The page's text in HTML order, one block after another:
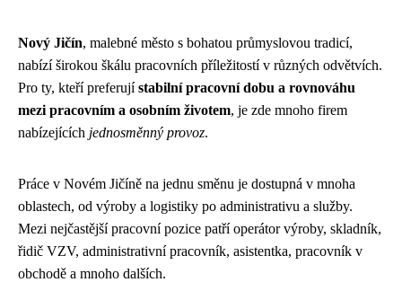
Nový Jičín, malebné město s bohatou průmyslovou tradicí,
nabízí širokou škálu pracovních příležitostí v různých odvětvích.
Pro ty, kteří preferujístabilní pracovní dobu a rovnováhu
mezi pracovním a osobním životem, je zde mnoho firem
nabízejících jednosměnný provoz.
Práce v Novém Jičíně na jednu směnu je dostupná v mnoha
oblastech, od výroby a logistiky po administrativu a služby.
Mezi nejčastější pracovní pozice patří operátor výroby, skladník,
řidič VZV, administrativní pracovník, asistentka, pracovník v
obchodě a mnoho dalších.